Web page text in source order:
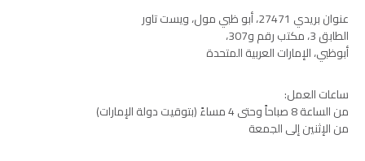
عنوان بريدي 27471، أبو ظبي مول، ويست تاور
الطابق 3، مكتب رقم و307،
أبوظبي، الإمارات العربية المتحدة
ساعات العمل:
من الساعة 8 صباحاً وحتى 4 مساءً (بتوقيت دولة الإمارات)
من الإثنين إلى الجمعة